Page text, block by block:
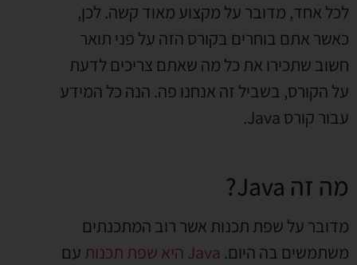
לכל אחד, מדובר על מקצוע מאוד קשה. לכן,
כאשר אתם בוחרים בקורס הזה על פני תואר
חשוב שתכירו את כל מה שאתם צריכים לדעת
על הקורס, בשביל זה אנחנו פה. הנה כל המידע
עבור קורס Java.
מה זה Java?
מדובר על שפת תכנות אשר רוב המתכנתים
משתמשים בה היום. Java היא שפת תכנות
עם